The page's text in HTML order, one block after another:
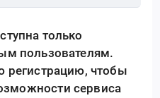
только
пользователям.
регистрацию, чтобы
сервиса